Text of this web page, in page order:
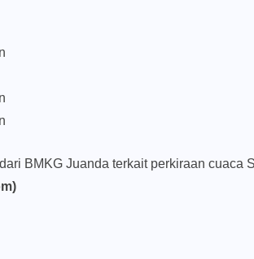
BMKG Juanda terkait perkiraan cuaca